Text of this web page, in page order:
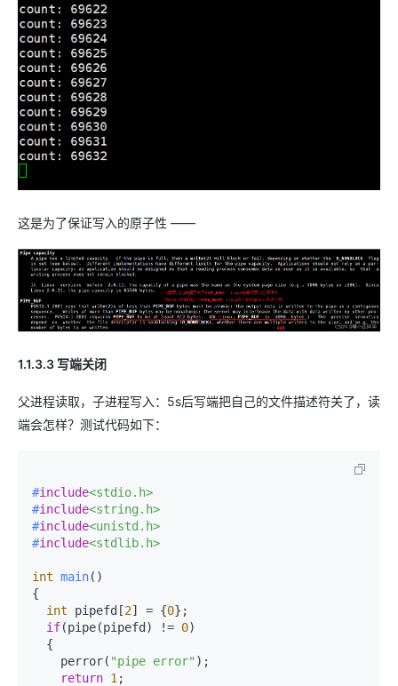
这是为了保证写入的原子性 ——
1.1.3.3 写端关闭
父进程读取，子进程写入：5s后写端把自己的文件描述符关了，读
端会怎样？测试代码如下：
#include<stdio.h>
#include<string.h>
#include<unistd.h>
#include<stdlib.h>
int main()
{
int pipefd[2] = {0};
if(pipe(pipefd) != 0)
    perror(
"pipe error" );
return 1 ;